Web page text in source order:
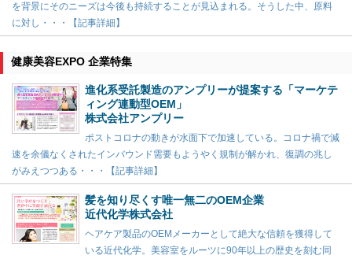
を背景にそのニーズは今後も持続することが見込まれる。そうした中、原料
に対し・・・【記事詳細】
健康美容EXPO 企業特集
進化系受託製造のアンプリーが提案する「マーケテ
ィング連動型OEM」
株式会社アンプリー
ポストコロナの動きが水面下で加速している。コロナ禍で減
速を余儀なくされたインバウンド需要もようやく規制が解かれ、復調の兆し
がみえつつある・・・【記事詳細】
髪を知り尽くす唯一無二のOEM企業
近代化学株式会社
ヘアケア製品のOEMメーカーとして絶大な信頼を獲得して
いる近代化学。美容室をルーツに90年以上の歴史を刻む同